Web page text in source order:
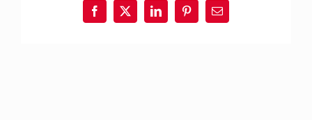
Facebook
X LinkedInPinterest
E-
mail